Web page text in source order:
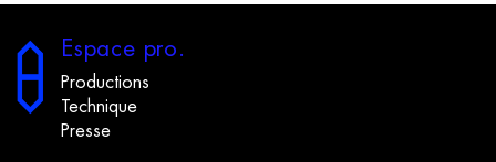
Espace pro.
Productions
Technique
Presse